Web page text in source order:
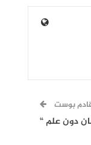
بوست
دون علم “